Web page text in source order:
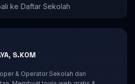
ke Daftar Sekolah
S.KOM
& Operator Sekolah dari